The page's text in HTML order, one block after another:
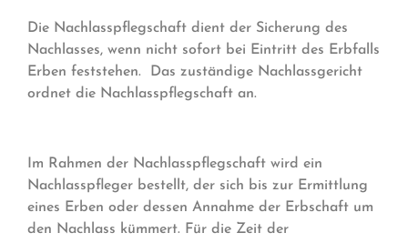
Die Nachlasspflegschaft dient der Sicherung des
Nachlasses, wenn nicht sofort bei Eintritt des Erbfalls
Erben feststehen. Das zuständige Nachlassgericht
ordnet die Nachlasspflegschaft an.
Im Rahmen der Nachlasspflegschaft wird ein
Nachlasspfleger bestellt, der sich bis zur Ermittlung
eines Erben oder dessen Annahme der Erbschaft um
den Nachlass kümmert. Für die Zeit der